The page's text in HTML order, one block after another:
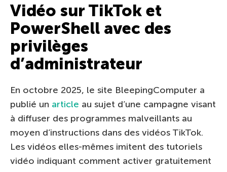
Vidéo sur TikTok et
PowerShell avec des
privilèges
d’administrateur
En octobre 2025, le site BleepingComputer a
publié un article au sujet d’une campagne visant
à diffuser des programmes malveillants au
moyen d’instructions dans des vidéos TikTok.
Les vidéos elles-mêmes imitent des tutoriels
vidéo indiquant comment activer gratuitement